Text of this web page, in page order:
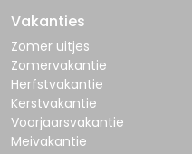
Vakanties
Zomer uitjes
Zomervakantie
Herfstvakantie
Kerstvakantie
Voorjaarsvakantie
Meivakantie